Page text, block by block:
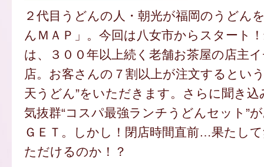
２代目うどんの人・朝光が福岡のうどん
んＭＡＰ」。今回は八女市からスタート
は、３００年以上続く老舗お茶屋の店主
店。お客さんの７割以上が注文するとい
天うどん”をいただきます。さらに聞き
気抜群“コスパ最強ランチうどんセット”
ＧＥＴ。しかし！閉店時間直前…果たし
ただけるのか！？